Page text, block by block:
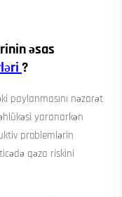
əsas
?
paylanmasını nəzarət
yaranarkən
problemlərin
qəza riskini